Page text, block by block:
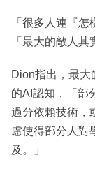
「很多人連『
「最大的敵人其
Dion指出，最大
的AI認知，「部
過分依賴技術，
慮使得部分人對
及。」